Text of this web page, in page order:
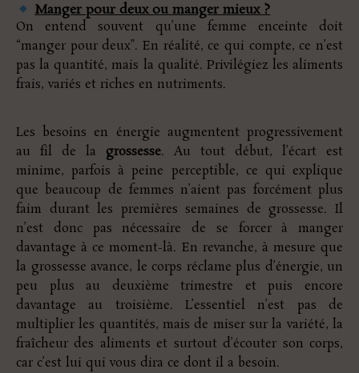
Manger pour deux ou manger mieux ?
On entend souvent qu’une femme enceinte doit
“manger pour deux”. En réalité, ce qui compte, ce n’est
pas la quantité, mais la qualité. Privilégiez les aliments
frais, variés et riches en nutriments.
Les besoins en énergie augmentent progressivement
au fil de la grossesse. Au tout début, l’écart est
minime, parfois à peine perceptible, ce qui explique
que beaucoup de femmes n’aient pas forcément plus
faim durant les premières semaines de grossesse. Il
n’est donc pas nécessaire de se forcer à manger
davantage à ce moment-là. En revanche, à mesure que
la grossesse avance, le corps réclame plus d’énergie, un
peu plus au deuxième trimestre et puis encore
davantage au troisième. L’essentiel n’est pas de
multiplier les quantités, mais de miser sur la variété, la
fraîcheur des aliments et surtout d’écouter son corps,
car c’est lui qui vous dira ce dont il a besoin.